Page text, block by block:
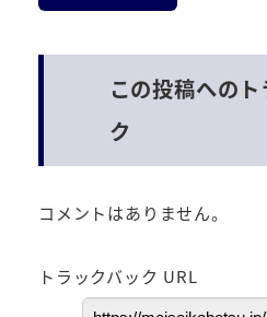
この投稿への
ク
コメントはありません。
トラックバック URL